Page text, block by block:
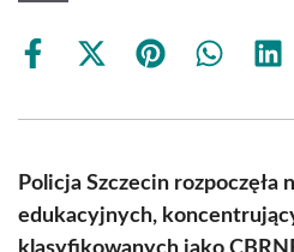
Share
Share
(Twitter)
Share Share
Policja Szczecin
edukacyjnych,